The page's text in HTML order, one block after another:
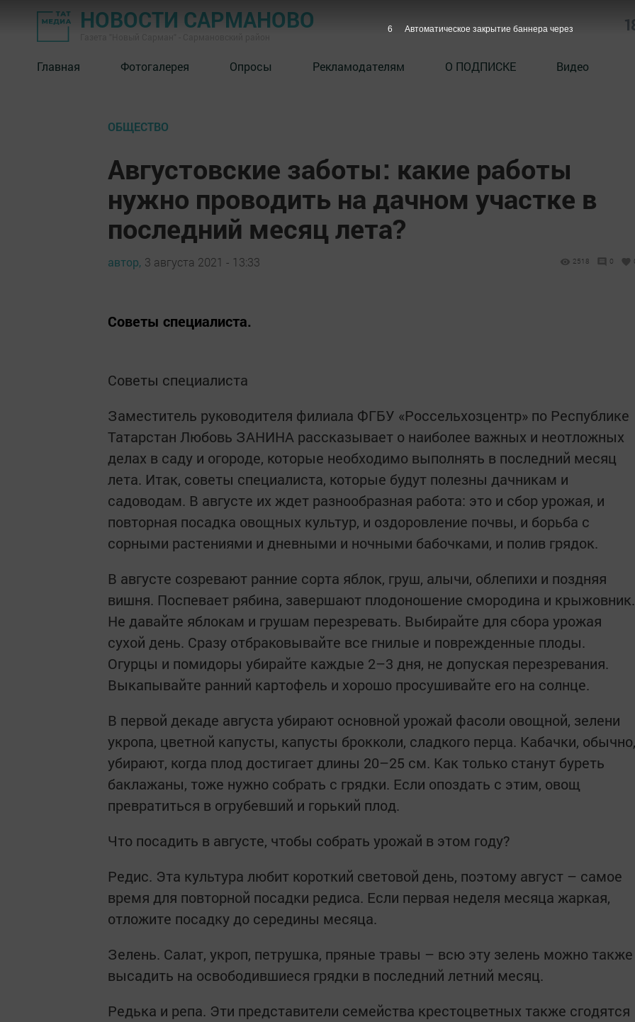
НОВОСТИ САРМАНОВО
Главная Фотогалерея Опросы Рекламодателям О ПОДПИСКЕ Видео
ОБЩЕСТВО
Августовские заботы: какие работы
нужно проводить на дачном участке в
последний месяц лета?
автор, 3 августа 2021 - 13:33 2518 0
Советы специалиста.
Советы специалиста
Заместитель руководителя филиала ФГБУ «Россельхозцентр» по Республике
Татарстан Любовь ЗАНИНА рассказывает о наиболее важных и неотложных
делах в саду и огороде, которые необходимо выполнять в последний месяц
лета. Итак, советы специалиста, которые будут полезны дачникам и
садоводам. В августе их ждет разнообразная работа: это и сбор урожая, и
повторная посадка овощных культур, и оздоровление почвы, и борьба с
сорными растениями и дневными и ночными бабочками, и полив грядок.
В августе созревают ранние сорта яблок, груш, алычи, облепихи и поздняя
вишня. Поспевает рябина, завершают плодоношение смородина и крыжовник.
Не давайте яблокам и грушам перезревать. Выбирайте для сбора урожая
сухой день. Сразу отбраковывайте все гнилые и поврежденные плоды.
Огурцы и помидоры убирайте каждые 2–3 дня, не допуская перезревания.
Выкапывайте ранний картофель и хорошо просушивайте его на солнце.
В первой декаде августа убирают основной урожай фасоли овощной, зелени
укропа, цветной капусты, капусты брокколи, сладкого перца. Кабачки, обычно,
убирают, когда плод достигает длины 20–25 см. Как только станут буреть
баклажаны, тоже нужно собрать с грядки. Если опоздать с этим, овощ
превратиться в огрубевший и горький плод.
Что посадить в августе, чтобы собрать урожай в этом году?
Редис. Эта культура любит короткий световой день, поэтому август – самое
время для повторной посадки редиса. Если первая неделя месяца жаркая,
отложите посадку до середины месяца.
Зелень. Салат, укроп, петрушка, пряные травы – всю эту зелень можно также
высадить на освободившиеся грядки в последний летний месяц.
Редька и репа. Эти представители семейства крестоцветных также сгодятся
5 Автоматическое закрытие баннера через